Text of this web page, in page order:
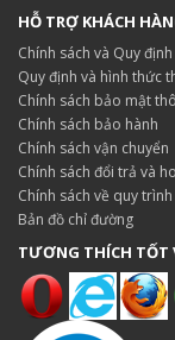
HỖ TRỢ KHÁCH
Chính sách và Quy
Quy định và hình thức
Chính sách bảo mật
Chính sách bảo hành
Chính sách vận chuyển
Chính sách đổi trả và
Chính sách về quy
Bản đồ chỉ đường
TƯƠNG THÍCH TỐT